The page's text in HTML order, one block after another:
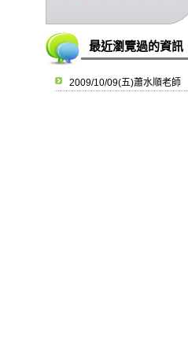
最近瀏覽過的資訊
2009/10/09(五)蕭水順老師